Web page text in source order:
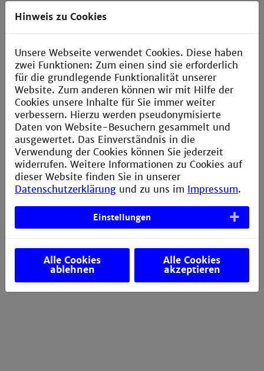
Labore: Gebäude G, Säle G/025 - G/034
Büro: Gebäude G, Raum G/142
+49 (0) 621 / 292 - 64 98
v.fath@th-mannheim.de
www.prc.hs-mannheim.de
Anfahrt
Hinweis zu Cookies
Unsere Webseite verwendet Cookies. Diese haben
zwei Funktionen: Zum einen sind sie erforderlich
für die grundlegende Funktionalität unserer
Website. Zum anderen können wir mit Hilfe der
Cookies unsere Inhalte für Sie immer weiter
verbessern. Hierzu werden pseudonymisierte
Daten von Website-Besuchern gesammelt und
ausgewertet. Das Einverständnis in die
Verwendung der Cookies können Sie jederzeit
widerrufen. Weitere Informationen zu Cookies auf
dieser Website finden Sie in unserer
Datenschutzerklärung und zu uns im Impressum.
Einstellungen
Alle Cookies
ablehnen
Alle Cookies
akzeptieren